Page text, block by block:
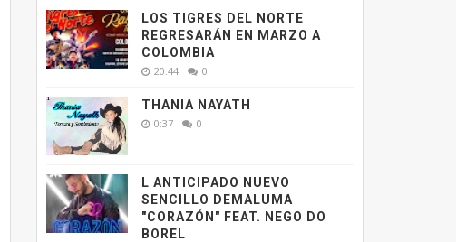
LOS TIGRES DEL NORTE
REGRESARÁN EN MARZO A
COLOMBIA
20:44 0
THANIA NAYATH
0:37 0
L ANTICIPADO NUEVO
SENCILLO DEMALUMA
"CORAZÓN" FEAT. NEGO DO
BOREL